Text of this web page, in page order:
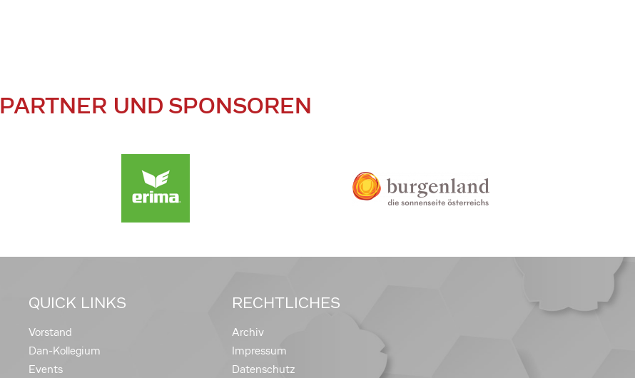
PARTNER UND SPONSOREN
QUICK LINKS
Vorstand
Dan-Kollegium
Events
RECHTLICHES
Archiv
Impressum
Datenschutz